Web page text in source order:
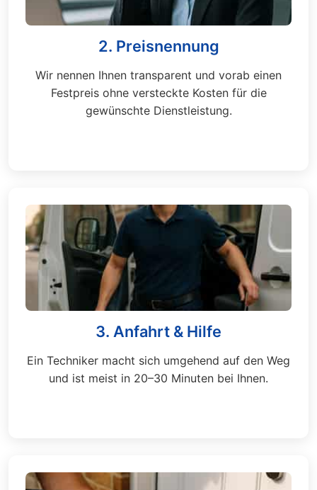
2. Preisnennung
Wir nennen Ihnen transparent und vorab einen
Festpreis ohne versteckte Kosten für die
gewünschte Dienstleistung.
3. Anfahrt & Hilfe
Ein Techniker macht sich umgehend auf den Weg
und ist meist in 20–30 Minuten bei Ihnen.